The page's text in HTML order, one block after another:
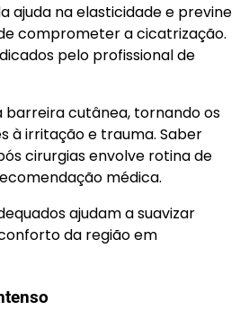
ajuda na elasticidade e previne
comprometer a cicatrização.
pelo profissional de
cutânea, tornando os
à irritação e trauma. Saber
cirurgias envolve rotina de
médica.
ajudam a suavizar
da região em